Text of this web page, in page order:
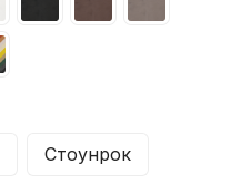
Стоунрок